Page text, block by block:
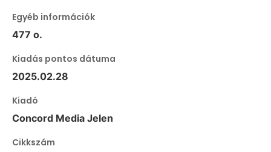
Egyéb információk
477 o.
Kiadás pontos dátuma
2025.02.28
Kiadó
Concord Media Jelen
Cikkszám